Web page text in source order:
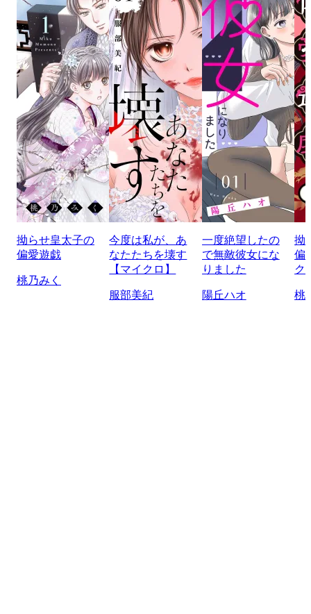
拗らせ皇太子の
偏愛遊戯
桃乃みく
今度は私が、あ
なたたちを壊す
【マイクロ】
服部美紀
一度絶望したの
で無敵彼女にな
りました
陽丘ハオ
拗
偏
ク
桃